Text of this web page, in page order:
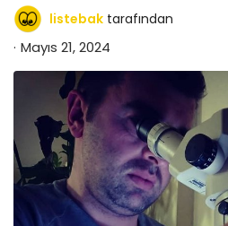
listebak tarafından
Mayıs 21, 2024